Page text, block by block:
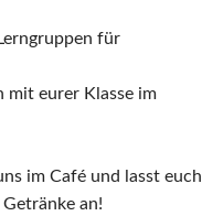
für
mit eurer Klasse im
im Café und lasst euch
an!